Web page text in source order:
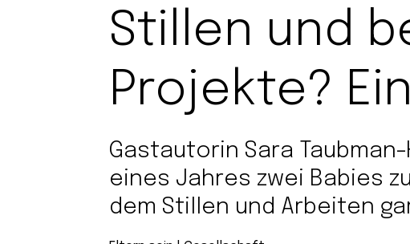
Stillen und
Projekte?
Gastautorin Sara
eines Jahres zwei Babies
dem Stillen und Arbeiten